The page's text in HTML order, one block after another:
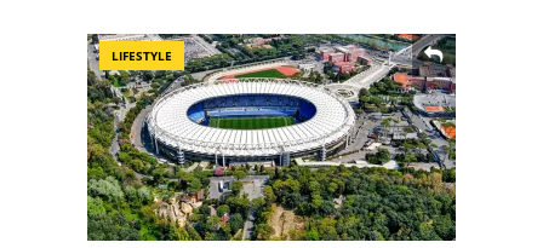
LIFESTYLE